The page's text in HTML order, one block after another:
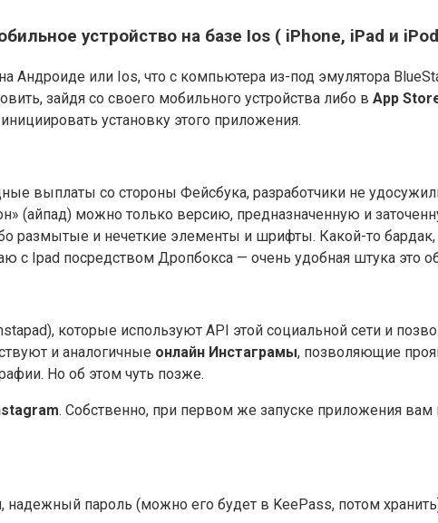
устройство на базе Ios ( iPhone, iPad и
Андроиде или Ios, что с компьютера из-под эмулятора
зайдя со своего мобильного устройства либо в App
установку этого приложения.
выплаты со стороны Фейсбука, разработчики не
(айпад) можно только версию, предназначенную и
размытые и нечеткие элементы и шрифты. Какой-то
с Ipad посредством Дропбокса — очень удобная штука это
которые используют API этой социальной сети и
и аналогичные онлайн Инстаграмы, позволяющие
Но об этом чуть позже.
. Собственно, при первом же запуске приложения
надежный пароль (можно его будет в KeePass, потом